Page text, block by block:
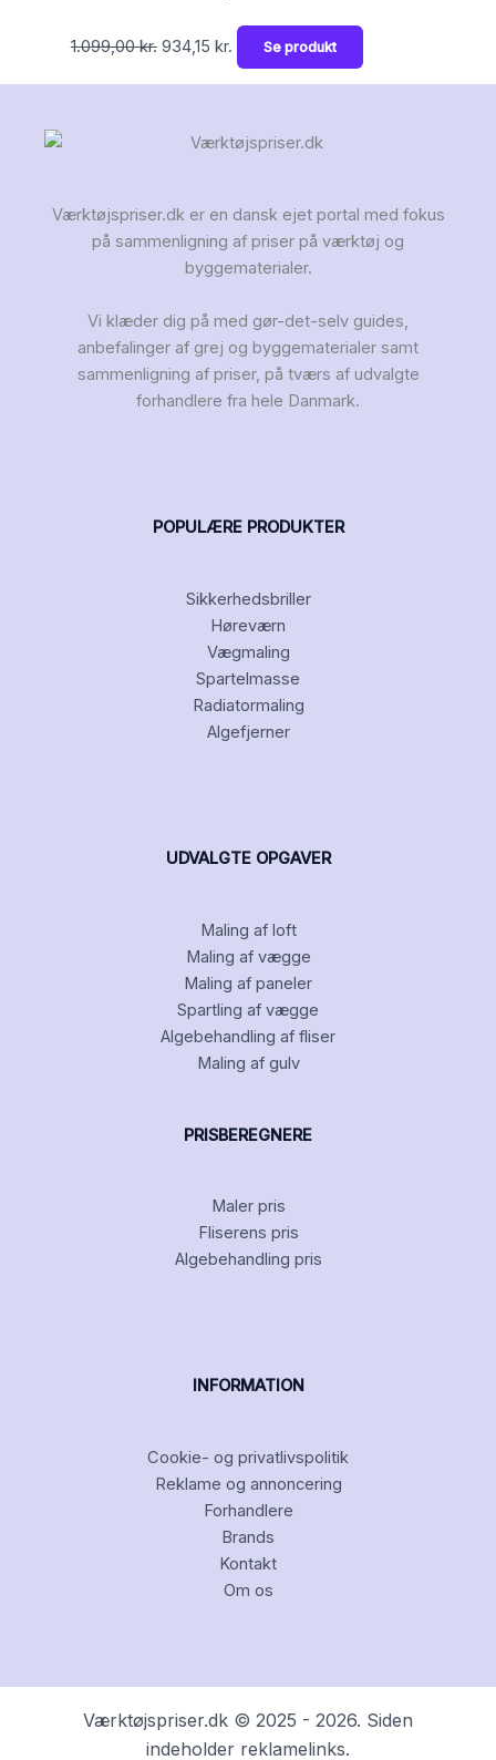
1.099,00kr. 934,15 kr. Se produkt
Værktøjspriser.dk er en dansk ejet portal med fokus
på sammenligning af priser på værktøj og
byggematerialer.
Vi klæder dig på med gør-det-selv guides,
anbefalinger af grej og byggematerialer samt
sammenligning af priser, på tværs af udvalgte
forhandlere fra hele Danmark.
POPULÆRE PRODUKTER
Sikkerhedsbriller
Høreværn
Vægmaling
Spartelmasse
Radiatormaling
Algefjerner
UDVALGTE OPGAVER
Maling af loft
Maling af vægge
Maling af paneler
Spartling af vægge
Algebehandling af fliser
Maling af gulv
PRISBEREGNERE
Maler pris
Fliserens pris
Algebehandling pris
INFORMATION
Cookie- og privatlivspolitik
Reklame og annoncering
Forhandlere
Brands
Kontakt
Om os
Værktøjspriser.dk © 2025 - 2026. Siden
indeholder reklamelinks.